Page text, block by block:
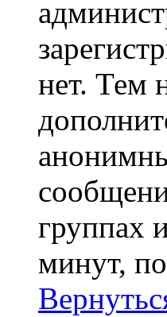
нет. Тем
группах
минут,